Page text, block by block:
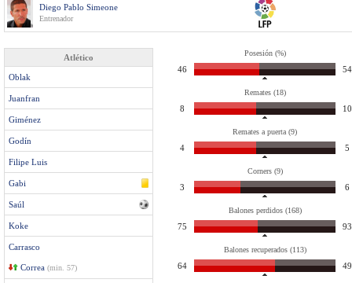
Diego Pablo Simeone
Entrenador
Atlético
Oblak
Juanfran
Giménez
Godín
Filipe Luis
Gabi
Saúl
Koke
Carrasco
Correa (min. 57)
Posesión (%)
46 54
Remates (18)
8 10
Remates a puerta (9)
4 5
Corners (9)
3 6
Balones perdidos (168)
75 93
Balones recuperados (113)
64 49